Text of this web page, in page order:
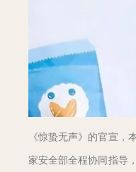
《惊蛰无声》的官宣
家安全部全程协同指导